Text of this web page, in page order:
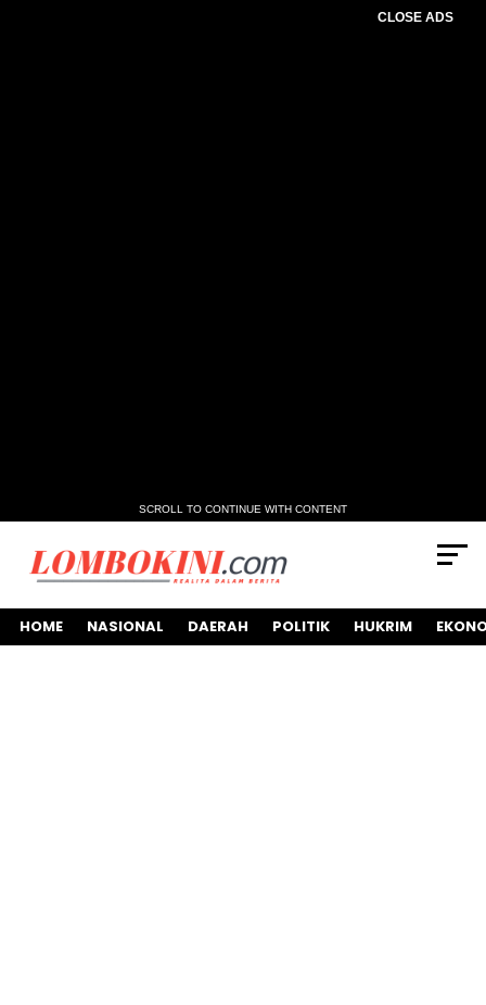
CLOSE ADS
SCROLL TO CONTINUE WITH CONTENT
HOME NASIONAL DAERAH POLITIK HUKRIM